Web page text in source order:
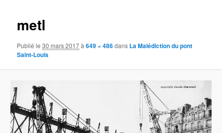
metl
Publié le30 mars 2017à649 × 486dans La Malédiction du pont
Saint-Louis